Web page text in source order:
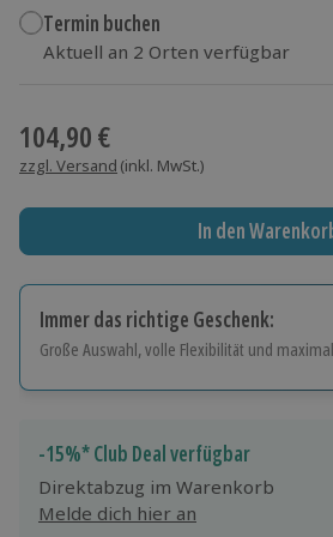
Termin buchen
Aktuell an 2 Orten verfügbar
104,90 €
zzgl. Versand (inkl. MwSt.)
In den
Immer das richtige Geschenk:
Große Auswahl, volle Flexibilität und
Jeder Gutschein für alle Erlebnisse
Maximale Sicherheit
3 Jahre gültig & verlängerbar.
-15%* Club Deal verfügbar
Direktabzug im Warenkorb
Melde dich hier an